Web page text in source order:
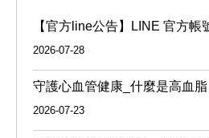
【官方line公告】LINE 官方帳
2026-07-28
守護心血管健康_什麼是高血脂
2026-07-23